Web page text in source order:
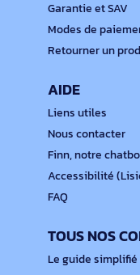
Garantie et SAV
Modes de
Retourner un
AIDE
Liens utiles
Nous contacter
Finn, notre
Accessibilité
FAQ
TOUS NOS
Le guide